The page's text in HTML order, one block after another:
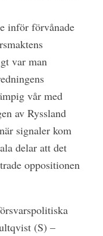
inför förvånade
var man
vår med
av Ryssland
signaler kom
delar att det
oppositionen
(S) –